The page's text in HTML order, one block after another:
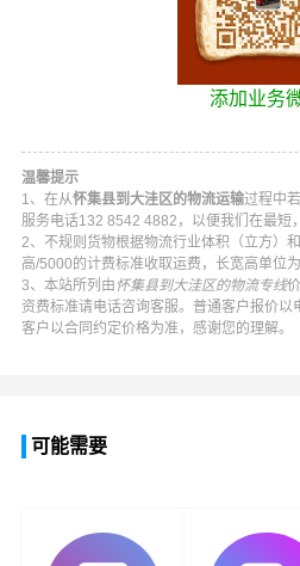
添加业务
温馨提示
1、在从怀集县到大洼区的物流运输过程中
服务电话132 8542 4882 ，以便我们在最短
2、不规则货物根据物流行业体积（立方）
高/5000的计费标准收取运费，长宽高单位为
3、本站所列由 怀集县到大洼区的物流专线
资费标准请电话咨询客服。普通客户报价以
客户以合同约定价格为准，感谢您的理解。
可能需要